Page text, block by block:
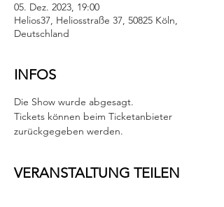
05. Dez. 2023, 19:00
Helios37, Heliosstraße 37, 50825 Köln,
Deutschland
INFOS
Die Show wurde abgesagt.
Tickets können beim Ticketanbieter
zurückgegeben werden.
VERANSTALTUNG TEILEN